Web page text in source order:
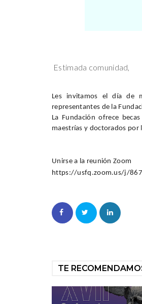
Estimada comunidad,
Les invitamos el día de
representantes de la
La Fundación ofrece
maestrías y doctorados por
Unirse a la reunión Zoom
https://usfq.zoom.us/j/
TE